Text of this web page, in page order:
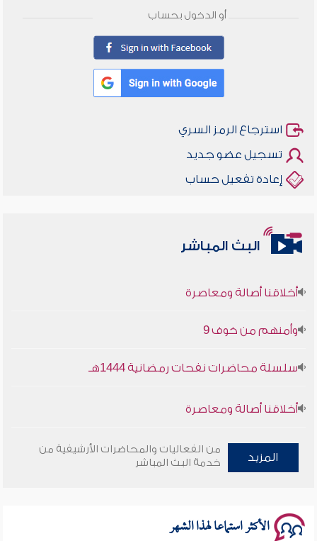
أو الدخول بحساب
استرجاع الرمز السري
تسجيل عضو جديد
إعادة تفعيل حساب
البث المباشر
أخلاقنا أصالة ومعاصرة
وأمنهم من خوف 9
أخلاقنا أصالة ومعاصرة
سلسلة محاضرات نفحات رمضانية 1444هـ
المزيد
من الفعاليات والمحاضرات الأرشيفية من
خدمة البث المباشر
الأكثر استماعا لهذا الشهر